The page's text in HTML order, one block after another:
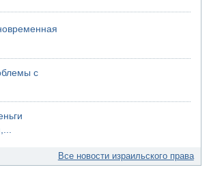
с
Все новости израильского права